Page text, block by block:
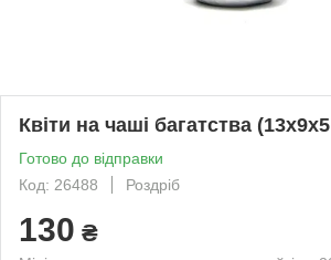
Квіти на чаші багатства
Готово до відправки
Код: 26488
Роздріб
130 ₴